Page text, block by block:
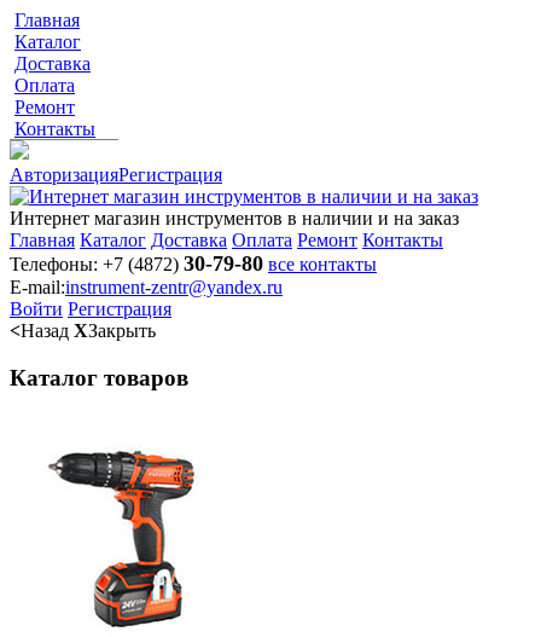
Главная
Каталог
Доставка
Оплата
Ремонт
Контакты
АвторизацияРегистрация
Интернет магазин инструментов в наличии и на заказ
Главная Каталог Доставка Оплата Ремонт Контакты
Телефоны: +7 (4872) 30-79-80 все контакты
E-mail:instrument-zentr@yandex.ru
Войти Регистрация
<Назад XЗакрыть
Каталог товаров